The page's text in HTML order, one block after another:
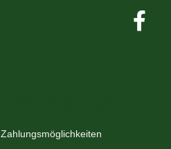
Zahlungsmöglichkeiten